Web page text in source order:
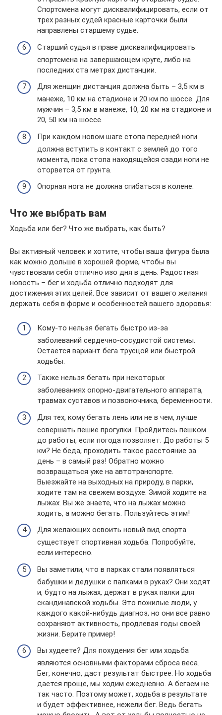
Спортсмена могут дисквалифицировать, если от
трех разных судей красные карточки были
направлены старшему судье.
Старший судья в праве дисквалифицировать
спортсмена на завершающем круге, либо на
последних ста метрах дистанции.
Для женщин дистанция должна быть – 3,5 км в
манеже, 10 км на стадионе и 20 км по шоссе. Для
мужчин – 3,5 км в манеже, 10, 20 км на стадионе и
20, 50 км на шоссе.
При каждом новом шаге стопа передней ноги
должна вступить в контакт с землей до того
момента, пока стопа находящейся сзади ноги не
оторвется от грунта.
Опорная нога не должна сгибаться в колене.
Что же выбрать вам
Ходьба или бег? Что же выбрать, как быть?
Вы активный человек и хотите, чтобы ваша фигура была
как можно дольше в хорошей форме, чтобы вы
чувствовали себя отлично изо дня в день. Радостная
новость – бег и ходьба отлично подходят для
достижения этих целей. Все зависит от вашего желания
держать себя в форме и особенностей вашего здоровья:
Кому-то нельзя бегать быстро из-за
заболеваний сердечно-сосудистой системы.
Остается вариант бега трусцой или быстрой
ходьбы.
Также нельзя бегать при некоторых
заболеваниях опорно-двигательного аппарата,
травмах суставов и позвоночника, беременности.
Для тех, кому бегать лень или не в чем, лучше
совершать пешие прогулки. Пройдитесь пешком
до работы, если погода позволяет. До работы 5
км? Не беда, проходить такое расстояние за
день – в самый раз! Обратно можно
возвращаться уже на автотранспорте.
Выезжайте на выходных на природу, в парки,
ходите там на свежем воздухе. Зимой ходите на
лыжах. Вы же знаете, что на лыжах можно
ходить, а можно бегать. Пользуйтесь этим!
Для желающих освоить новый вид спорта
существует спортивная ходьба. Попробуйте,
если интересно.
Вы заметили, что в парках стали появляться
бабушки и дедушки с палками в руках? Они ходят
и, будто на лыжах, держат в руках палки для
скандинавской ходьбы. Это пожилые люди, у
каждого какой-нибудь диагноз, но они все равно
сохраняют активность, продлевая годы своей
жизни. Берите пример!
Вы худеете? Для похудения бег или ходьба
являются основными факторами сброса веса.
Бег, конечно, даст результат быстрее. Но ходьба
дается проще, мы ходим ежедневно. А бегаем не
так часто. Поэтому может, ходьба в результате
и будет эффективнее, нежели бег. Ведь бегать